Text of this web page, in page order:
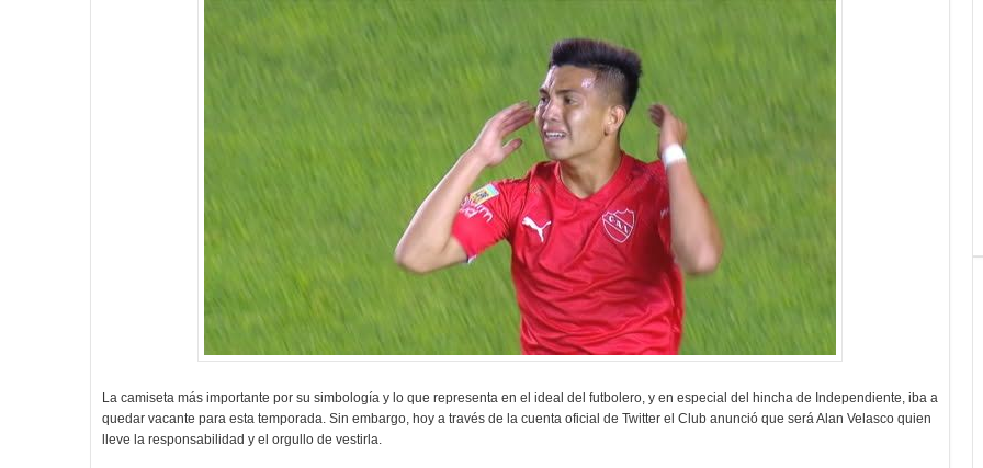
La camiseta más importante por su simbología y lo que representa en el ideal del futbolero, y en especial del hincha de Independiente, iba a
quedar vacante para esta temporada. Sin embargo, hoy a través de la cuenta oficial de Twitter el Club anunció que será Alan Velasco quien
lleve la responsabilidad y el orgullo de vestirla.